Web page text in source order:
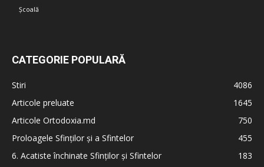
Școală
CATEGORIE POPULARĂ
Stiri
4086
Articole preluate
1645
Articole Ortodoxia.md
750
Proloagele Sfinților și a Sfintelor
455
6. Acatiste închinate Sfinților și Sfintelor
183